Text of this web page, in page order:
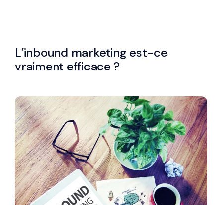
L’inbound marketing est-ce
vraiment efficace ?